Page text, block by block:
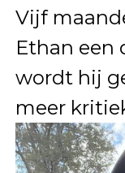
Vijf
Ethan een
wordt hij
meer